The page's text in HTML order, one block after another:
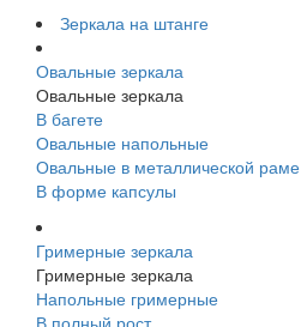
Зеркала на штанге
Овальные зеркала
Овальные зеркала
В багете
Овальные напольные
Овальные в металлической раме
В форме капсулы
Гримерные зеркала
Гримерные зеркала
Напольные гримерные
В полный рост